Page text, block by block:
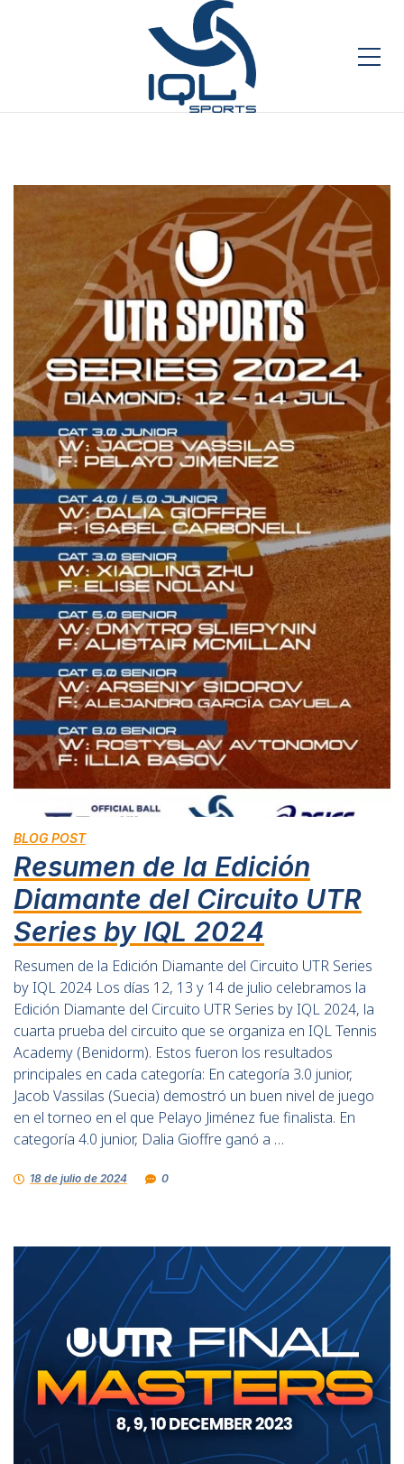
BLOG POST
Resumen de la Edición
Diamante del Circuito UTR
Series by IQL 2024
Resumen de la Edición Diamante del Circuito UTR Series
by IQL 2024 Los días 12, 13 y 14 de julio celebramos la
Edición Diamante del Circuito UTR Series by IQL 2024, la
cuarta prueba del circuito que se organiza en IQL Tennis
Academy (Benidorm). Estos fueron los resultados
principales en cada categoría: En categoría 3.0 junior,
Jacob Vassilas (Suecia) demostró un buen nivel de juego
en el torneo en el que Pelayo Jiménez fue finalista. En
categoría 4.0 junior, Dalia Gioffre ganó a …
18 de julio de 2024 0